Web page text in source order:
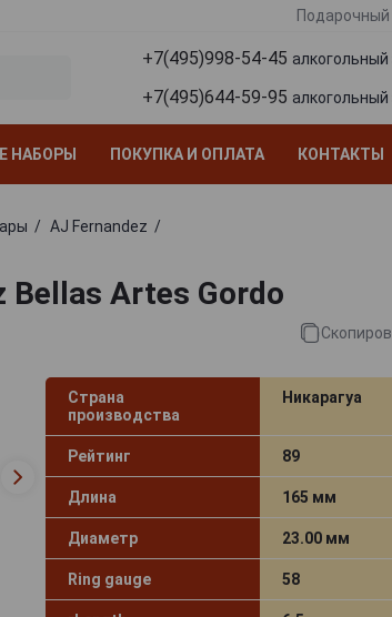
+7(495)998-54-45 алкогольный
+7(495)644-59-95 алкогольный
НАБОРЫ ПОКУПКА И ОПЛАТА КОНТАКТЫ
AJ Fernandez
Bellas Artes Gordo
Страна
производства
Никарагуа
Рейтинг 89
Длина 165 мм
Диаметр 23.00 мм
Ring gauge 58